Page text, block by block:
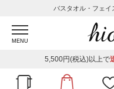
バスタオル・フェ
MENU
5,500円(税込)以上で